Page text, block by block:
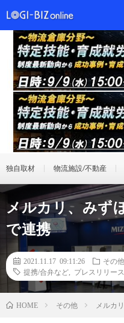
独自取材 物流施設/不動産
メルカリ、みず
で連携
2021.11.17 09:11:26
その他
提携/合弁など
プレスリリー
HOME その他 メルカ